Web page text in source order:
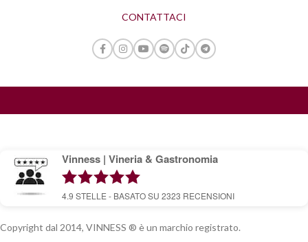
CONTATTACI
Vinness | Vineria & Gastronomia
4.9 STELLE - BASATO SU 2323 RECENSIONI
Copyright dal 2014, VINNESS ® è un marchio registrato.